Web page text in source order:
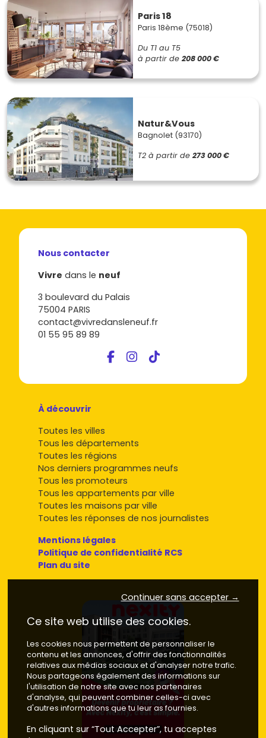
Paris 18
Paris 18ème (75018)
Du T1 au T5
à partir de 208 000 €
Natur&Vous
Bagnolet (93170)
T2 à partir de 273 000 €
Nous contacter
Vivre dans le neuf
3 boulevard du Palais
75004 PARIS
contact@vivredansleneuf.fr
01 55 95 89 89
À découvrir
Toutes les villes
Tous les départements
Toutes les régions
Nos derniers programmes neufs
Tous les promoteurs
Tous les appartements par ville
Toutes les maisons par ville
Toutes les réponses de nos journalistes
Mentions légales
Politique de confidentialité RCS
Plan du site
Continuer sans accepter →
Ce site web utilise des cookies.
Les cookies nous permettent de personnaliser le
contenu et les annonces, d'offrir des fonctionnalités
relatives aux médias sociaux et d'analyser notre trafic.
Nous partageons également des informations sur
l'utilisation de notre site avec nos partenaires
d'analyse, qui peuvent combiner celles-ci avec
d'autres informations que tu leur as fournies.
En cliquant sur “Tout Accepter”, tu acceptes